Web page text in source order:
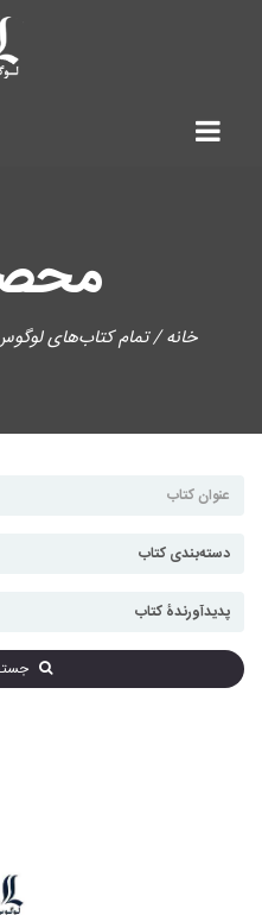
خانه/تمام کتاب‌های
جستجوی کتاب